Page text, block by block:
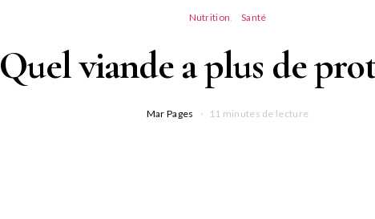
Nutrition Santé
Quel viande a plus de
Mar Pages 11 minutes de lecture